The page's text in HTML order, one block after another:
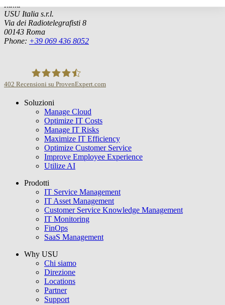
Italia
USU Italia s.r.l.
Via dei Radiotelegrafisti 8
00143 Roma
Phone: +39 069 436 8052
USU GmbH
402 Recensioni su ProvenExpert.com
Soluzioni
Manage Cloud
Optimize IT Costs
Manage IT Risks
Maximize IT Efficiency
Optimize Customer Service
Improve Employee Experience
Utilize AI
Prodotti
IT Service Management
IT Asset Management
Customer Service Knowledge Management
IT Monitoring
FinOps
SaaS Management
Why USU
Chi siamo
Direzione
Locations
Partner
Support